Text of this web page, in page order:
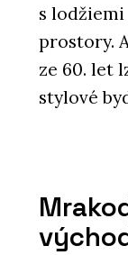
s
prostory.
ze 60. let
stylové